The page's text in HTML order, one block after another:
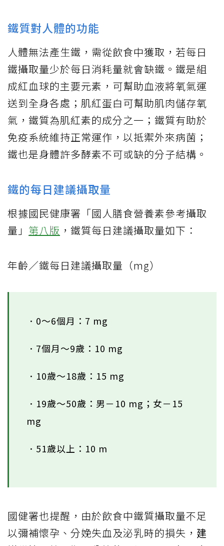
鐵質對人體的功能
人體無法產生鐵，需從飲食中獲取，若每日
鐵攝取量少於每日消耗量就會缺鐵。鐵是組
成紅血球的主要元素，可幫助血液將氧氣運
送到全身各處；肌紅蛋白可幫助肌肉儲存氧
氣，鐵質為肌紅素的成分之一；鐵質有助於
免疫系統維持正常運作，以抵禦外來病菌；
鐵也是身體許多酵素不可或缺的分子結構。
鐵的每日建議攝取量
根據國民健康署「國人膳食營養素參考攝取
量」 第八版 ，鐵質每日建議攝取量如下：
年齡／鐵每日建議攝取量（mg）
．0～6個月：7 mg
．7個月～9歲：10 mg
．10歲～18歲：15 mg
．19歲～50歲：男－10 mg；女－15
mg
．51歲以上：10 m
國健署也提醒，由於飲食中鐵質攝取量不足
以彌補懷孕、分娩失血及泌乳時的損失， 建